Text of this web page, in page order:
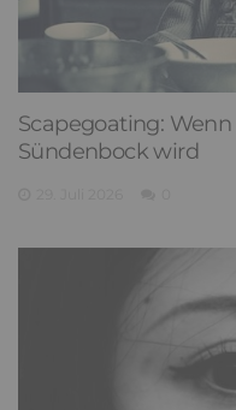
Scapegoating:
Sündenbock wird